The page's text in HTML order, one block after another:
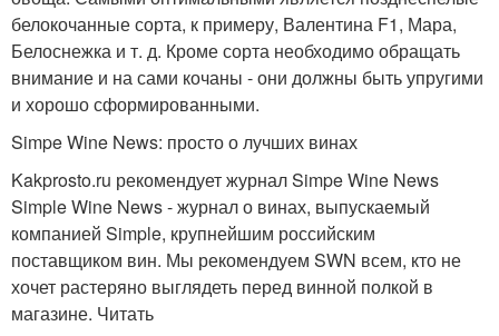
белокочанные сорта, к примеру, Валентина F1, Мара,
Белоснежка и т. д. Кроме сорта необходимо обращать
внимание и на сами кочаны - они должны быть упругими
и хорошо сформированными.
Simpe Wine News: просто о лучших винах
Kakprosto.ru рекомендует журнал Simpe Wine News
Simple Wine News - журнал о винах, выпускаемый
компанией Simple, крупнейшим российским
поставщиком вин. Мы рекомендуем SWN всем, кто не
хочет растеряно выглядеть перед винной полкой в
магазине. Читать